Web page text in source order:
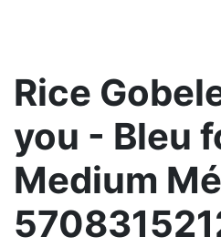
Rice
you - Bleu
Medium